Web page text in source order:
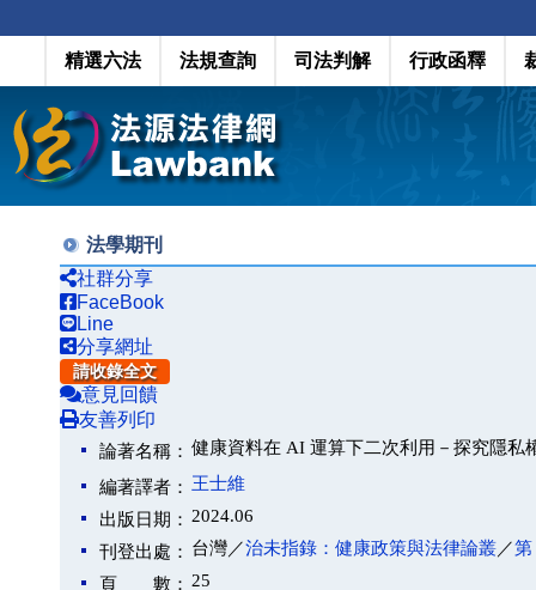
精選六法 法規查詢 司法判解 行政函釋
法學期刊
社群分享
FaceBook
Line
分享網址
請收錄全文
意見回饋
友善列印
論著名稱： 健康資料在 AI 運算下二次利用－探究隱私
編著譯者： 王士維
出版日期： 2024.06
刊登出處： 台灣／治未指錄：健康政策與法律論叢／第
頁 數： 25